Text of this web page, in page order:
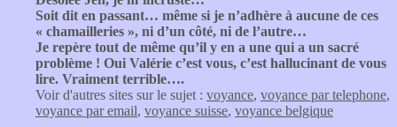
Soit dit en passant… même si je n’adhère à aucune de ces
« chamailleries », ni d’un côté, ni de l’autre…
Je repère tout de même qu’il y en a une qui a un sacré
problème ! Oui Valérie c’est vous, c’est hallucinant de vous
lire. Vraiment terrible….
Voir d'autres sites sur le sujet : voyance, voyance par telephone,
voyance par email, voyance suisse, voyance belgique